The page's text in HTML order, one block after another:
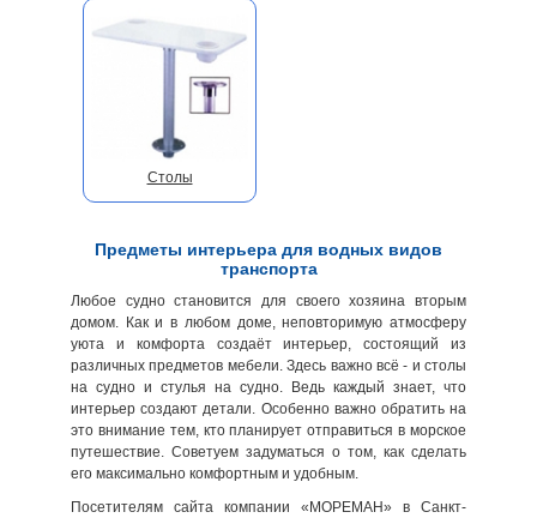
Столы
Предметы интерьера для водных видов
транспорта
Любое судно становится для своего хозяина вторым
домом. Как и в любом доме, неповторимую атмосферу
уюта и комфорта создаёт интерьер, состоящий из
различных предметов мебели. Здесь важно всё - и столы
на судно и стулья на судно. Ведь каждый знает, что
интерьер создают детали. Особенно важно обратить на
это внимание тем, кто планирует отправиться в морское
путешествие. Советуем задуматься о том, как сделать
его максимально комфортным и удобным.
Посетителям сайта компании «МОРЕМАН» в Санкт-